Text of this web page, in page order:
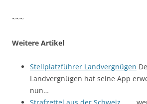
~~~
Weitere Artikel
Stellplatzführer Landvergnügen
Landvergnügen hat seine App
nun…